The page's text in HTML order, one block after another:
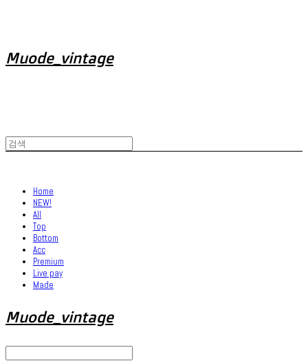
Muode_vintage
Home
NEW!
All
Top
Bottom
Acc
Premium
Live pay
Made
Muode_vintage